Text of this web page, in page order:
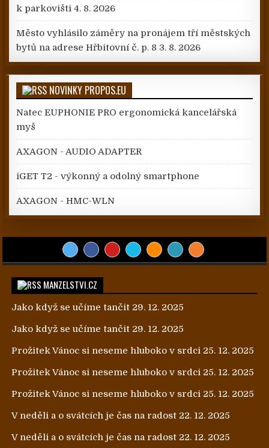
k parkovišti 4. 8. 2026
Město vyhlásilo záměry na pronájem tří městských
bytů na adrese Hřbitovní č. p. 8 3. 8. 2026
NOVINKY PROPOS.EU
Natec EUPHONIE PRO ergonomická kancelářská
myš
AXAGON - AUDIO ADAPTER
iGET T2 - výkonný a odolný smartphone
AXAGON - HMC-WLN
MANZELSTVI.CZ
Jako když se učíme tančit 29. 12. 2025
Jako když se učíme tančit 29. 12. 2025
Prožitek Vánoc si neseme hluboko v srdci 25. 12. 2025
Prožitek Vánoc si neseme hluboko v srdci 25. 12. 2025
Prožitek Vánoc si neseme hluboko v srdci 25. 12. 2025
V neděli a o svátcích je čas na radost 22. 12. 2025
V neděli a o svátcích je čas na radost 22. 12. 2025